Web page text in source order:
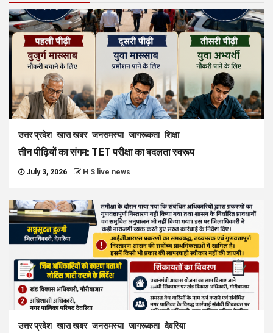
उत्तर प्रदेश खास खबर जनसमस्या जागरूकता शिक्षा
तीन पीढ़ियों का संगम: TET परीक्षा का बदलता स्वरूप
July 3, 2026 H S live news
उत्तर प्रदेश खास खबर जनसमस्या जागरूकता देवरिया